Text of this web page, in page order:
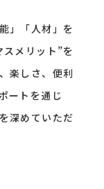
」「人材」を
メリット”を
楽しさ、便利
ートを通じ
深めていただ